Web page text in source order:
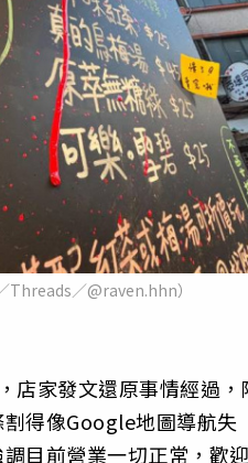
Threads／@raven.hhn）
店家發文還原事情經過，
得像Google地圖導航失
目前營業一切正常，歡